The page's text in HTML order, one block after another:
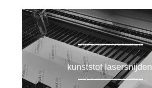
kunststof lasersnijden